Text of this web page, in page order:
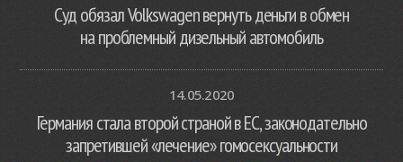
Суд обязал Volkswagen вернуть деньги в обмен
на проблемный дизельный автомобиль
14.05.2020
Германия стала второй страной в ЕС, законодательно
запретившей «лечение» гомосексуальности